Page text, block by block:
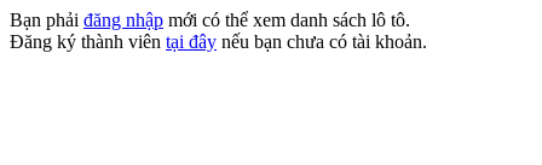
Bạn phải đăng nhập mới có thể xem danh sách lô tô.
Đăng ký thành viên tại đây nếu bạn chưa có tài khoản.